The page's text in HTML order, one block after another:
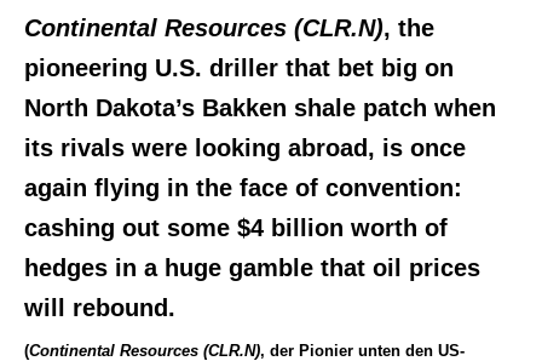
Continental Resources (CLR.N), the
pioneering U.S. driller that bet big on
North Dakota’s Bakken shale patch when
its rivals were looking abroad, is once
again flying in the face of convention:
cashing out some $4 billion worth of
hedges in a huge gamble that oil prices
will rebound.
(Continental Resources (CLR.N), der Pionier unten den US-